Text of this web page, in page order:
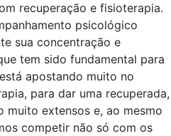
recuperação e fisioterapia.
psicológico
sua concentração e
tem sido fundamental para
apostando muito no
para dar uma recuperada,
muito extensos e, ao mesmo
competir não só com os